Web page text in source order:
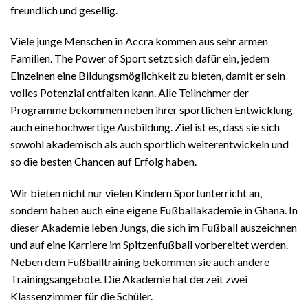
freundlich und gesellig.
Viele junge Menschen in Accra kommen aus sehr armen
Familien. The Power of Sport setzt sich dafür ein, jedem
Einzelnen eine Bildungsmöglichkeit zu bieten, damit er sein
volles Potenzial entfalten kann. Alle Teilnehmer der
Programme bekommen neben ihrer sportlichen Entwicklung
auch eine hochwertige Ausbildung. Ziel ist es, dass sie sich
sowohl akademisch als auch sportlich weiterentwickeln und
so die besten Chancen auf Erfolg haben.
Wir bieten nicht nur vielen Kindern Sportunterricht an,
sondern haben auch eine eigene Fußballakademie in Ghana. In
dieser Akademie leben Jungs, die sich im Fußball auszeichnen
und auf eine Karriere im Spitzenfußball vorbereitet werden.
Neben dem Fußballtraining bekommen sie auch andere
Trainingsangebote. Die Akademie hat derzeit zwei
Klassenzimmer für die Schüler.